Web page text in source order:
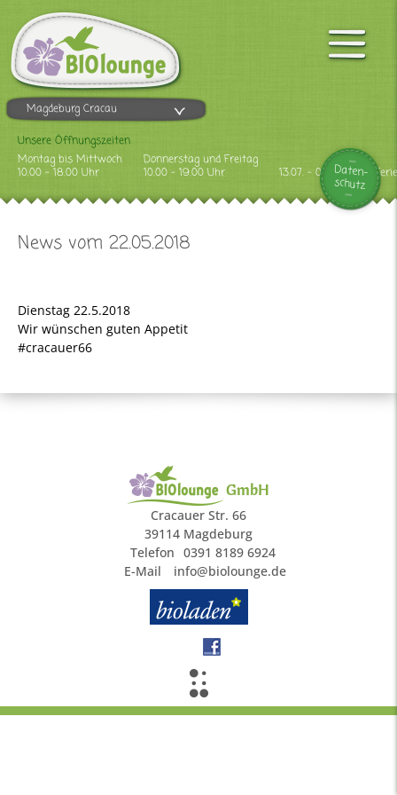
Magdeburg Cracau
Unsere Öffnungszeiten
Montag bis Mittwoch
10.00 - 18.00 Uhr
Donnerstag und Freitag
10.00 - 19.00 Uhr
13.07. - 09.08.2026
Daten-
schutz
News vom 22.05.2018
Dienstag 22.5.2018
Wir wünschen guten Appetit
#cracauer66
GmbH
Cracauer Str. 66
39114 Magdeburg
Telefon 0391 8189 6924
E-Mail
info@biolounge.de